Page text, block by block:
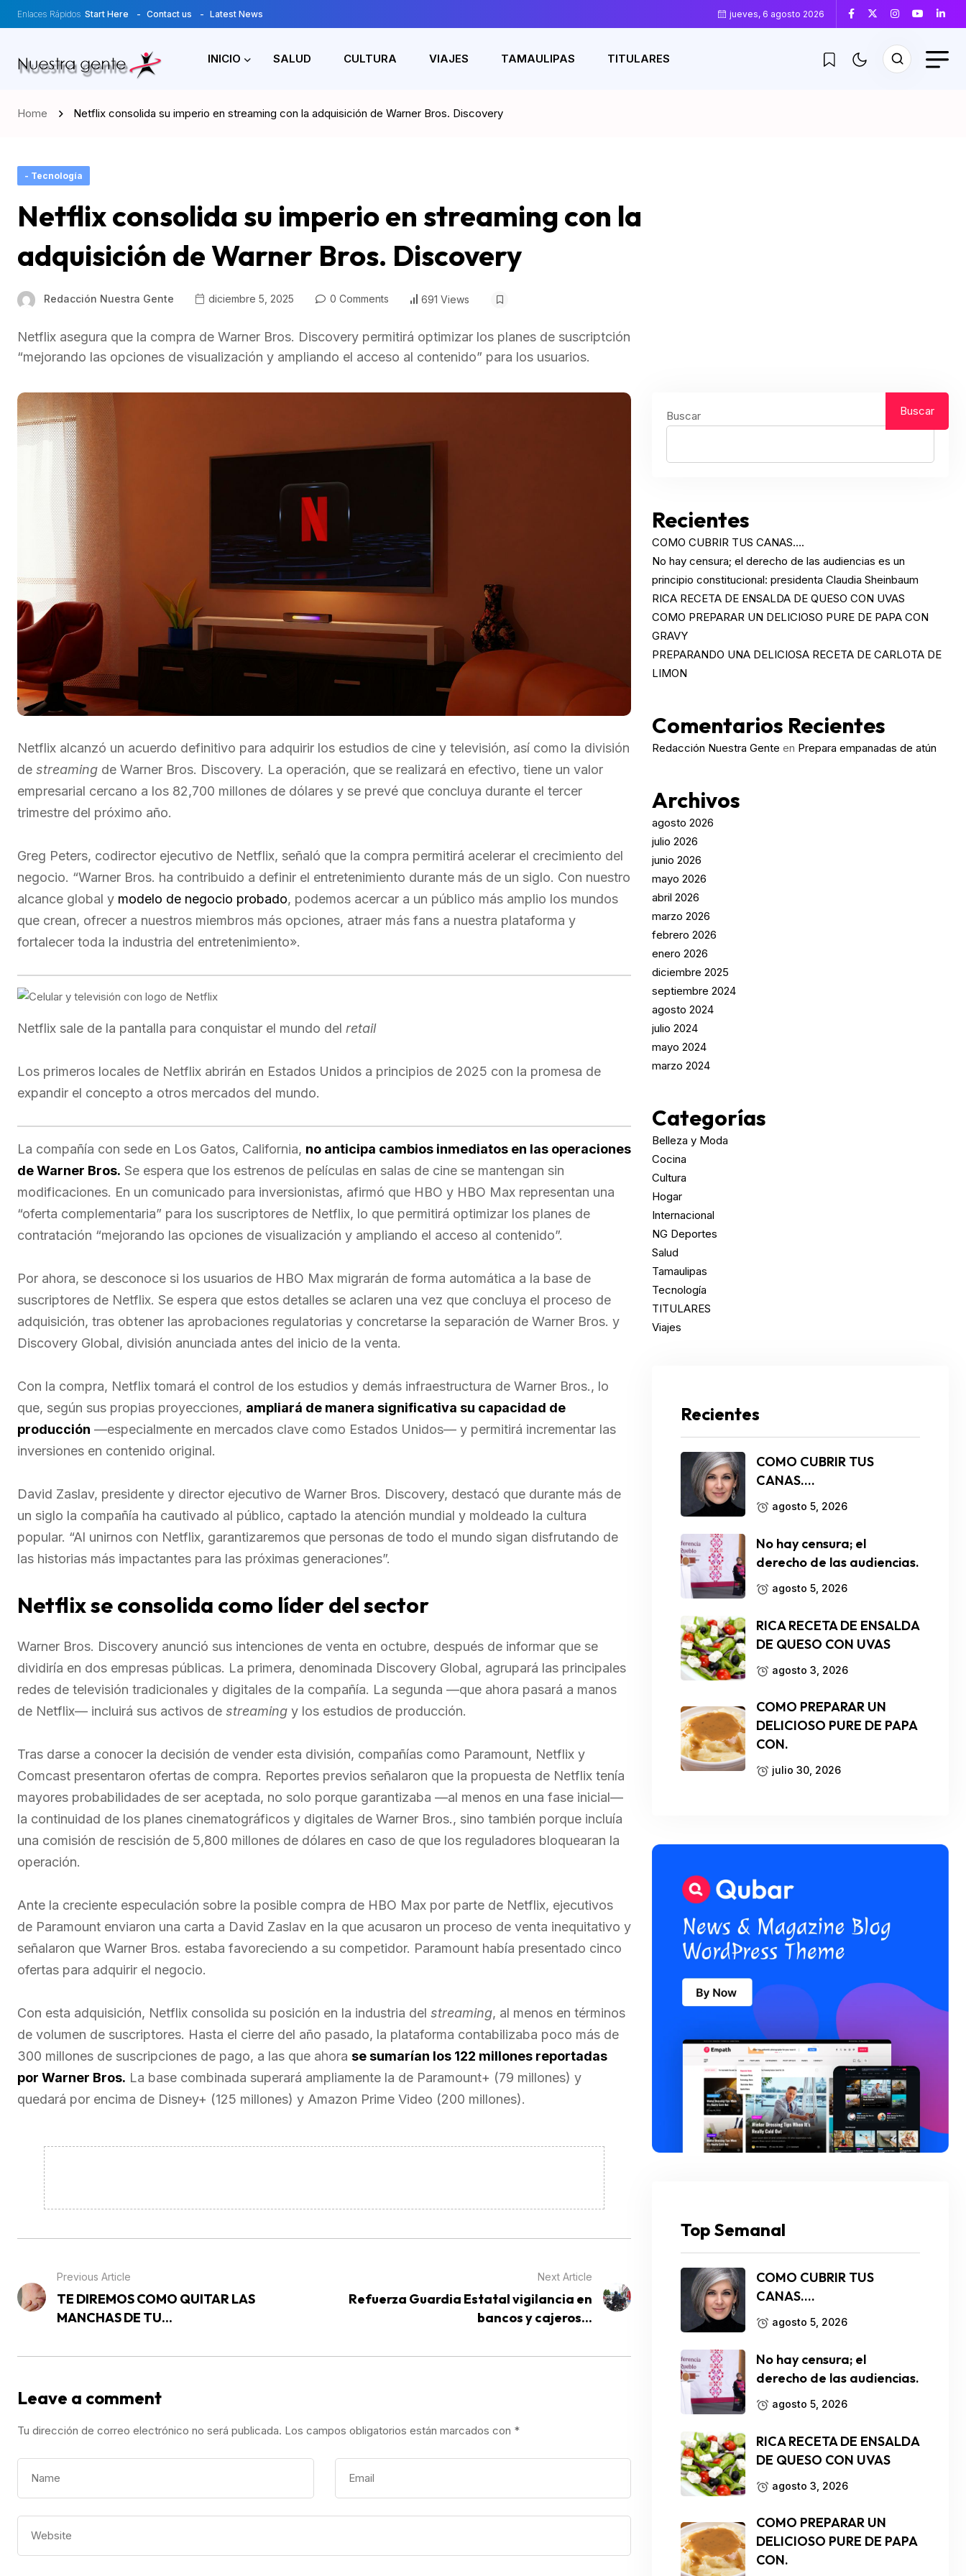
Enlaces Rápidos Start Here Contact us Latest News jueves, 6 agosto 2026
INICIO SALUD CULTURA VIAJES TAMAULIPAS TITULARES
Home Netflix consolida su imperio en streaming con la adquisición de Warner Bros. Discovery
- Tecnología
Netflix consolida su imperio en streaming con la
adquisición de Warner Bros. Discovery
Redacción Nuestra Gente diciembre 5, 2025 0 Comments 691 Views
Netflix asegura que la compra de Warner Bros. Discovery permitirá optimizar los planes de suscriptción
“mejorando las opciones de visualización y ampliando el acceso al contenido” para los usuarios.
Netflix alcanzó un acuerdo definitivo para adquirir los estudios de cine y televisión, así como la división
de streaming de Warner Bros. Discovery. La operación, que se realizará en efectivo, tiene un valor
empresarial cercano a los 82,700 millones de dólares y se prevé que concluya durante el tercer
trimestre del próximo año.
Greg Peters, codirector ejecutivo de Netflix, señaló que la compra permitirá acelerar el crecimiento del
negocio. “Warner Bros. ha contribuido a definir el entretenimiento durante más de un siglo. Con nuestro
alcance global y modelo de negocio probado, podemos acercar a un público más amplio los mundos
que crean, ofrecer a nuestros miembros más opciones, atraer más fans a nuestra plataforma y
fortalecer toda la industria del entretenimiento».
Netflix sale de la pantalla para conquistar el mundo del retail
Los primeros locales de Netflix abrirán en Estados Unidos a principios de 2025 con la promesa de
expandir el concepto a otros mercados del mundo.
La compañía con sede en Los Gatos, California, no anticipa cambios inmediatos en las operaciones
de Warner Bros. Se espera que los estrenos de películas en salas de cine se mantengan sin
modificaciones. En un comunicado para inversionistas, afirmó que HBO y HBO Max representan una
“oferta complementaria” para los suscriptores de Netflix, lo que permitirá optimizar los planes de
contratación “mejorando las opciones de visualización y ampliando el acceso al contenido”.
Por ahora, se desconoce si los usuarios de HBO Max migrarán de forma automática a la base de
suscriptores de Netflix. Se espera que estos detalles se aclaren una vez que concluya el proceso de
adquisición, tras obtener las aprobaciones regulatorias y concretarse la separación de Warner Bros. y
Discovery Global, división anunciada antes del inicio de la venta.
Con la compra, Netflix tomará el control de los estudios y demás infraestructura de Warner Bros., lo
que, según sus propias proyecciones, ampliará de manera significativa su capacidad de
producción —especialmente en mercados clave como Estados Unidos— y permitirá incrementar las
inversiones en contenido original.
David Zaslav, presidente y director ejecutivo de Warner Bros. Discovery, destacó que durante más de
un siglo la compañía ha cautivado al público, captado la atención mundial y moldeado la cultura
popular. “Al unirnos con Netflix, garantizaremos que personas de todo el mundo sigan disfrutando de
las historias más impactantes para las próximas generaciones”.
Netflix se consolida como líder del sector
Warner Bros. Discovery anunció sus intenciones de venta en octubre, después de informar que se
dividiría en dos empresas públicas. La primera, denominada Discovery Global, agrupará las principales
redes de televisión tradicionales y digitales de la compañía. La segunda —que ahora pasará a manos
de Netflix— incluirá sus activos de streaming y los estudios de producción.
Tras darse a conocer la decisión de vender esta división, compañías como Paramount, Netflix y
Comcast presentaron ofertas de compra. Reportes previos señalaron que la propuesta de Netflix tenía
mayores probabilidades de ser aceptada, no solo porque garantizaba —al menos en una fase inicial—
la continuidad de los planes cinematográficos y digitales de Warner Bros., sino también porque incluía
una comisión de rescisión de 5,800 millones de dólares en caso de que los reguladores bloquearan la
operación.
Ante la creciente especulación sobre la posible compra de HBO Max por parte de Netflix, ejecutivos
de Paramount enviaron una carta a David Zaslav en la que acusaron un proceso de venta inequitativo y
señalaron que Warner Bros. estaba favoreciendo a su competidor. Paramount había presentado cinco
ofertas para adquirir el negocio.
Con esta adquisición, Netflix consolida su posición en la industria del streaming, al menos en términos
de volumen de suscriptores. Hasta el cierre del año pasado, la plataforma contabilizaba poco más de
300 millones de suscripciones de pago, a las que ahora se sumarían los 122 millones reportadas
por Warner Bros. La base combinada superará ampliamente la de Paramount+ (79 millones) y
quedará por encima de Disney+ (125 millones) y Amazon Prime Video (200 millones).
Previous Article
TE DIREMOS COMO QUITAR LAS
MANCHAS DE TU...
Next Article
Refuerza Guardia Estatal vigilancia en
bancos y cajeros...
Leave a comment
Tu dirección de correo electrónico no será publicada. Los campos obligatorios están marcados con *
Buscar Buscar
Recientes
COMO CUBRIR TUS CANAS….
No hay censura; el derecho de las audiencias es un
principio constitucional: presidenta Claudia Sheinbaum
RICA RECETA DE ENSALDA DE QUESO CON UVAS
COMO PREPARAR UN DELICIOSO PURE DE PAPA CON
GRAVY
PREPARANDO UNA DELICIOSA RECETA DE CARLOTA DE
LIMON
Comentarios Recientes
Redacción Nuestra Gente en Prepara empanadas de atún
Archivos
agosto 2026
julio 2026
junio 2026
mayo 2026
abril 2026
marzo 2026
febrero 2026
enero 2026
diciembre 2025
septiembre 2024
agosto 2024
julio 2024
mayo 2024
marzo 2024
Categorías
Belleza y Moda
Cocina
Cultura
Hogar
Internacional
NG Deportes
Salud
Tamaulipas
Tecnología
TITULARES
Viajes
Recientes
COMO CUBRIR TUS
CANAS….
agosto 5, 2026
No hay censura; el
derecho de las audiencias.
agosto 5, 2026
RICA RECETA DE ENSALDA
DE QUESO CON UVAS
agosto 3, 2026
COMO PREPARAR UN
DELICIOSO PURE DE PAPA
CON.
julio 30, 2026
Top Semanal
COMO CUBRIR TUS
CANAS….
agosto 5, 2026
No hay censura; el
derecho de las audiencias.
agosto 5, 2026
RICA RECETA DE ENSALDA
DE QUESO CON UVAS
agosto 3, 2026
COMO PREPARAR UN
DELICIOSO PURE DE PAPA
CON.